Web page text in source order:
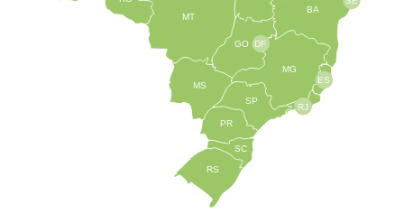
BA
MT
MS
GO
PR
SC
RS
SP
MG
RJ
ES
DF